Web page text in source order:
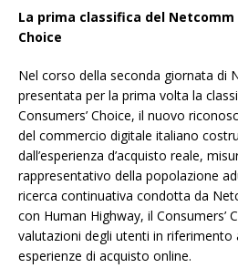
La prima classifica del Netcomm
Choice
Nel corso della seconda giornata di
presentata per la prima volta la
Consumers’ Choice, il nuovo
del commercio digitale italiano
dall’esperienza d’acquisto reale,
rappresentativo della popolazione
ricerca continuativa condotta da
con Human Highway, il Consumers’
valutazioni degli utenti in riferimento
esperienze di acquisto online.